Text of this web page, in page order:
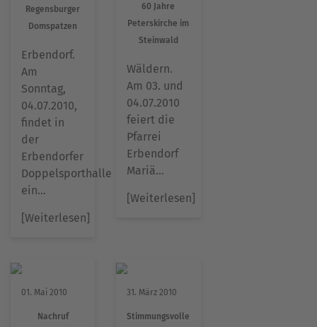
Regensburger
Domspatzen
Erbendorf.
Am
Sonntag,
04.07.2010,
findet in
der
Erbendorfer
Doppelsporthalle
ein…
[Weiterlesen]
60 Jahre
Peterskirche im
Steinwald
Wäldern.
Am 03. und
04.07.2010
feiert die
Pfarrei
Erbendorf
Mariä…
[Weiterlesen]
01. Mai 2010
Nachruf
31. März 2010
Stimmungsvolle